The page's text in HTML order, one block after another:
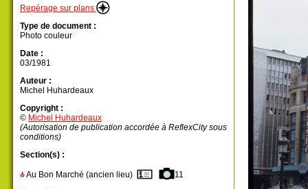
Repérage sur plans
Type de document :
Photo couleur
Date :
03/1981
Auteur :
Michel Huhardeaux
Copyright :
© Michel Huhardeaux
(Autorisation de publication accordée à ReflexCity sous
conditions)
Section(s) :
Au Bon Marché (ancien lieu) 11